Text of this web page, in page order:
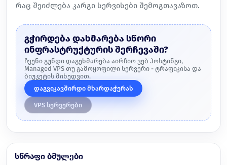
რაც შეიძლება კარგი სერვისები შემოგთავაზოთ.
გჭირდება დახმარება სწორი
ინფრასტრუქტურის შერჩევაში?
ჩვენი გუნდი დაგეხმარება აირჩიო ვებ ჰოსტინგი,
Managed VPS თუ გამოყოფილი სერვერი - ტრაფიკისა და
ბიუჯეტის მიხედვით.
დაგვიკავშირდი მხარდაჭერას
VPS სერვერები
სწრაფი ბმულები